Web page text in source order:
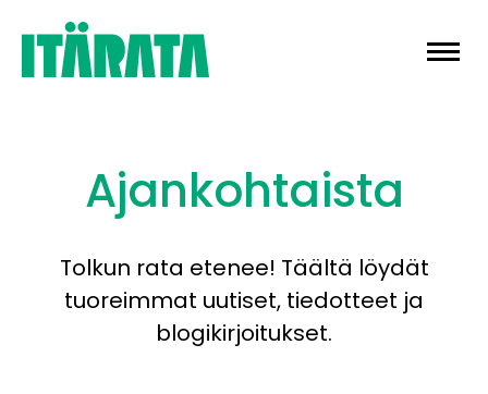
Skip
content
Ajankohtaista
Tolkun rata etenee! Täältä löydät
tuoreimmat uutiset, tiedotteet ja
blogikirjoitukset.